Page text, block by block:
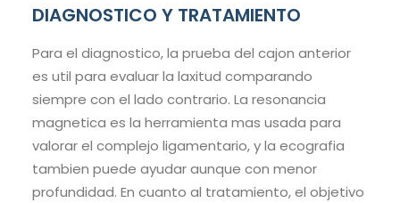
DIAGNOSTICO Y TRATAMIENTO
Para el diagnostico, la prueba del cajon anterior
es util para evaluar la laxitud comparando
siempre con el lado contrario. La resonancia
magnetica es la herramienta mas usada para
valorar el complejo ligamentario, y la ecografia
tambien puede ayudar aunque con menor
profundidad. En cuanto al tratamiento, el objetivo